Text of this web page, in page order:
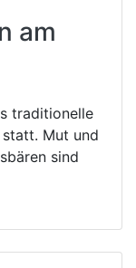
am
traditionelle
statt. Mut und
sind